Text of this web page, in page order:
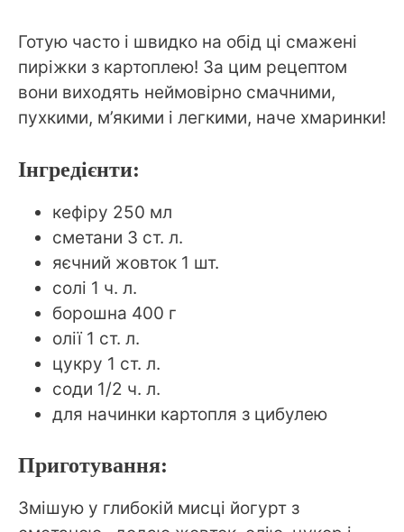
Готую часто і швидко на обід ці смажені
пиріжки з картоплею! За цим рецептом
вони виходять неймовірно смачними,
пухкими, м’якими і легкими, наче хмаринки!
Інгредієнти:
кефіру 250 мл
сметани 3 ст. л.
яєчний жовток 1 шт.
солі 1 ч. л.
борошна 400 г
олії 1 ст. л.
цукру 1 ст. л.
соди 1/2 ч. л.
для начинки картопля з цибулею
Приготування:
Змішую у глибокій мисці йогурт з